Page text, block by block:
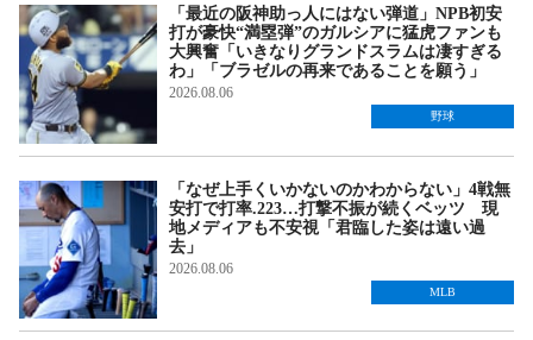
「最近の阪神助っ人にはない弾道」NPB初安
打が豪快“満塁弾”のガルシアに猛虎ファンも
大興奮「いきなりグランドスラムは凄すぎる
わ」「ブラゼルの再来であることを願う」
2026.08.06
野球
「なぜ上手くいかないのかわからない」4戦無
安打で打率.223…打撃不振が続くベッツ 現
地メディアも不安視「君臨した姿は遠い過
去」
2026.08.06
MLB